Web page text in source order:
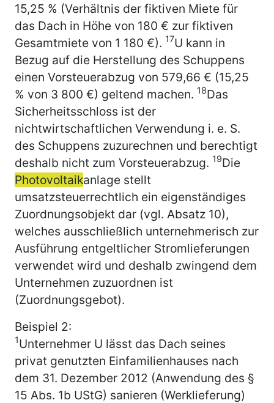
15,25 % (Verhältnis der fiktiven Miete für
das Dach in Höhe von 180 € zur fiktiven
Gesamtmiete von 1 180 €). 17U kann in
Bezug auf die Herstellung des Schuppens
einen Vorsteuerabzug von 579,66 € (15,25
% von 3 800 €) geltend machen. 18Das
Sicherheitsschloss ist der
nichtwirtschaftlichen Verwendung i. e. S.
des Schuppens zuzurechnen und berechtigt
deshalb nicht zum Vorsteuerabzug. 19Die
Photovoltaikanlage stellt
umsatzsteuerrechtlich ein eigenständiges
Zuordnungsobjekt dar (vgl. Absatz 10),
welches ausschließlich unternehmerisch zur
Ausführung entgeltlicher Stromlieferungen
verwendet wird und deshalb zwingend dem
Unternehmen zuzuordnen ist
(Zuordnungsgebot).
Beispiel 2:
1Unternehmer U lässt das Dach seines
privat genutzten Einfamilienhauses nach
dem 31. Dezember 2012 (Anwendung des §
15 Abs. 1b UStG) sanieren (Werklieferung)